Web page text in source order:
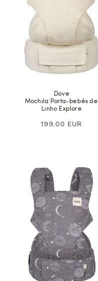
Dove
Mochila Porta-bebés de
Linho Explore
Preço
199,00 EUR